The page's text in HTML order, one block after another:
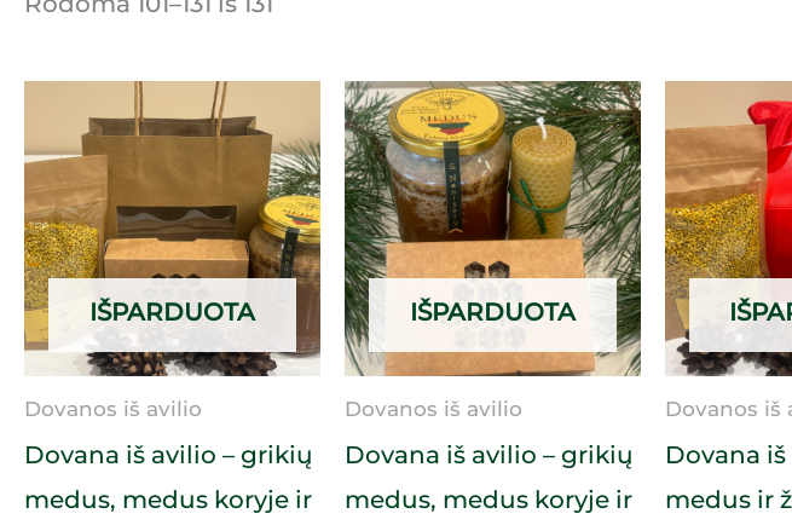
IŠPARDUOTA
Dovanos iš avilio
Dovana iš avilio – grikių
medus, medus koryje ir
IŠPARDUOTA
Dovanos iš avilio
Dovana iš avilio – grikių
medus, medus koryje ir
Dovanos iš
Dovana
medus ir